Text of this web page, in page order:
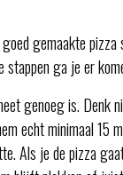
gemaakte
ga je er
genoeg is. Denk
echt minimaal 15
Als je de pizza